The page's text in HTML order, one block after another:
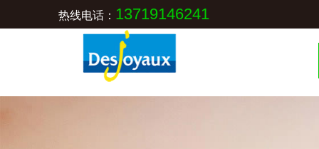
热线电话： 13719146241